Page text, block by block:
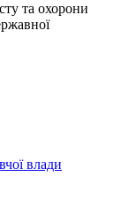
та охорони
влади